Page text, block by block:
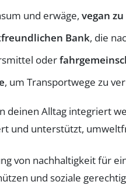
und erwäge, vegan
Bank, die
oder
, um Transportwege zu
deinen Alltag integriert
und unterstützt,